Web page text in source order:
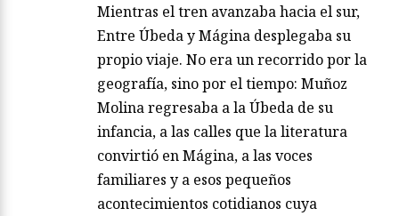
Mientras el tren avanzaba hacia el sur,
Entre Úbeda y Mágina desplegaba su
propio viaje. No era un recorrido por la
geografía, sino por el tiempo: Muñoz
Molina regresaba a la Úbeda de su
infancia, a las calles que la literatura
convirtió en Mágina, a las voces
familiares y a esos pequeños
acontecimientos cotidianos cuya